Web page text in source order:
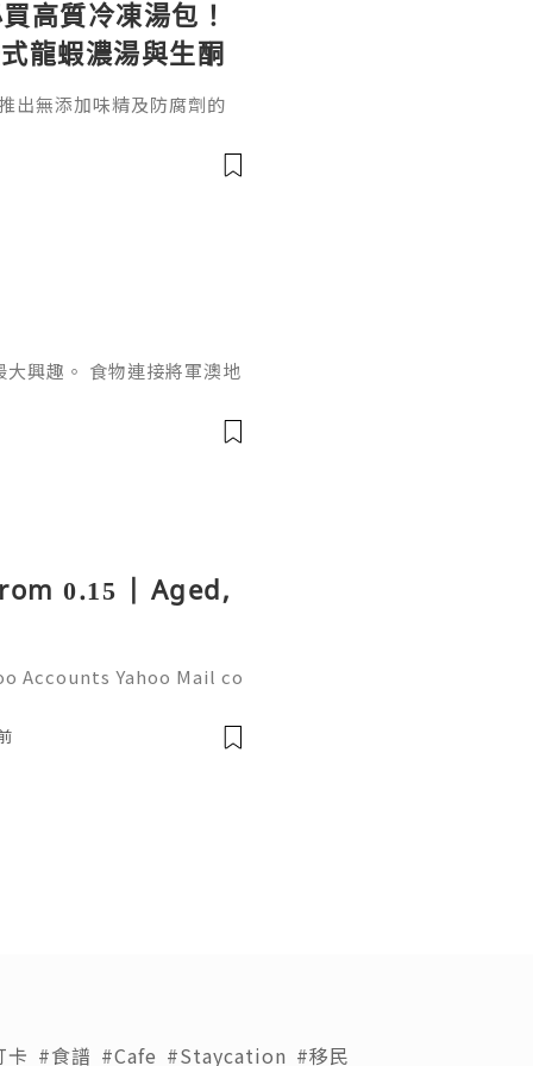
高質冷凍湯包！
龍蝦濃湯與生酮
出無添加味精及防腐劑的
整指南與HKTVmall訂購連
興趣。 食物連接將軍澳地
Lounge，數月前我已急
自此成為了我在將軍澳打
0.15 | Aged,
Accounts Yahoo Mail co
and online a
卡 #食譜 #Cafe #Staycation #移民